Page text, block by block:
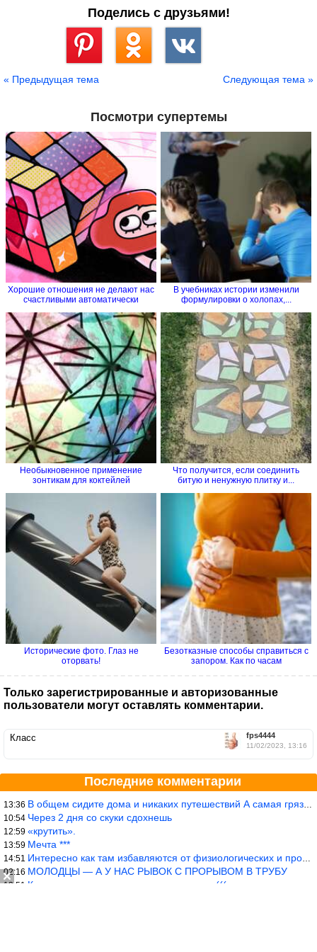
Поделись с друзьями!
« Предыдущая тема Следующая тема »
Посмотри супертемы
Хорошие отношения не делают нас
счастливыми автоматически
В учебниках истории изменили
формулировки о холопах,...
Необыкновенное применение
зонтикам для коктейлей
Что получится, если соединить
битую и ненужную плитку и...
Исторические фото. Глаз не
оторвать!
Безотказные способы справиться с
запором. Как по часам
Только зарегистрированные и авторизованные
пользователи могут оставлять комментарии.
fps4444
11/02/2023, 13:16
Класс
Последние комментарии
13:36 В общем сидите дома и никаких путешествий А самая грязная в от
10:54 Через 2 дня со скуки сдохнешь
12:59 «крутить».
13:59 Мечта ***
14:51 Интересно как там избавляются от физиологических и прочих отходо
02:16 МОЛОДЦЫ — А У НАС РЫВОК С ПРОРЫВОМ В ТРУБУ
13:51 Капитализм, что не говори, это хреново (((